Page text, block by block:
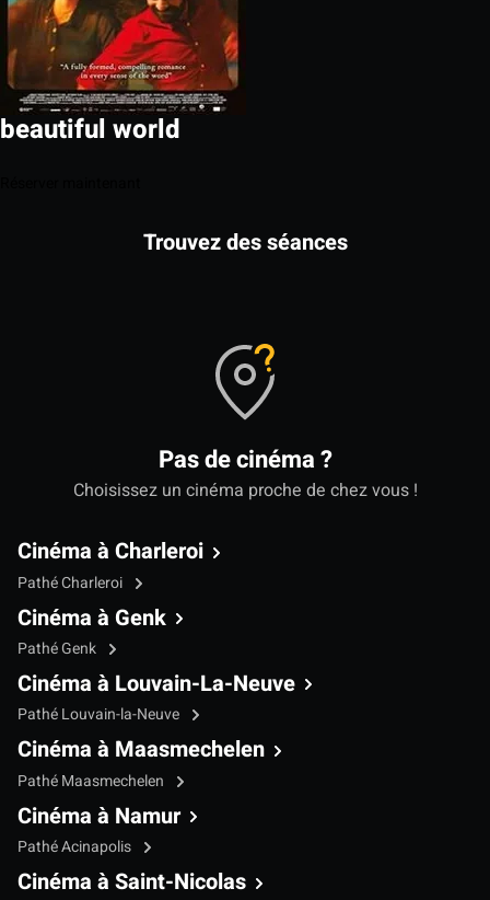
beautiful world
Trouvez des séances
Pas de cinéma ?
Choisissez un cinéma proche de chez vous !
Cinéma à Charleroi
Pathé Charleroi
Cinéma à Genk
Pathé Genk
Cinéma à Louvain-La-Neuve
Pathé Louvain-la-Neuve
Cinéma à Maasmechelen
Pathé Maasmechelen
Cinéma à Namur
Pathé Acinapolis
Cinéma à Saint-Nicolas